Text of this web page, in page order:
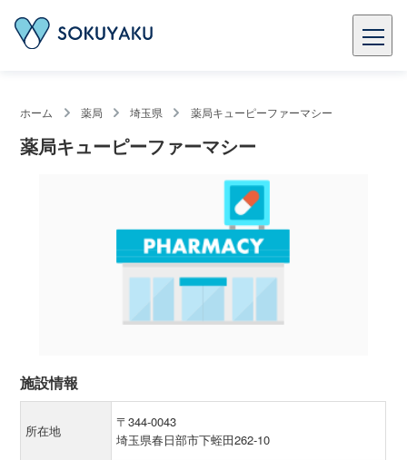
ホーム 薬局 埼玉県 薬局キューピーファーマシー
薬局キューピーファーマシー
施設情報
所在地
〒344-0043
埼玉県春日部市下蛭田262-10